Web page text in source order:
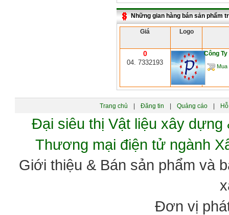
Những gian hàng bán sản phẩm
Giá Logo
0
04. 7332193
Công
Mua
Trang chủ Đăng tin Quảng cáo
Đại siêu thị Vật liệu xây
Thương mại điện tử ngành
Giới thiệu & Bán sản phẩm và
Đơn vị